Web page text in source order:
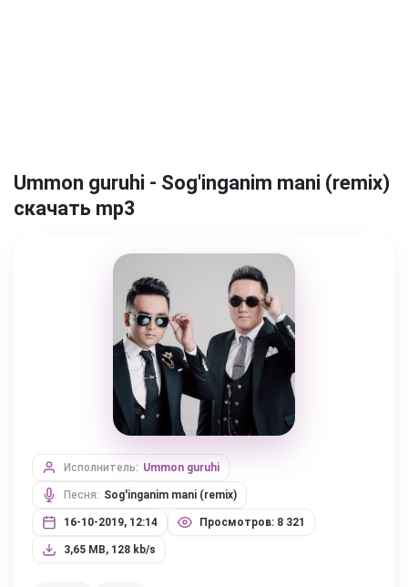
Ummon guruhi - Sog'inganim mani (remix)
скачать mp3
Исполнитель: Ummon guruhi
Песня: Sog'inganim mani (remix)
16-10-2019, 12:14 Просмотров: 8 321
3,65 MB, 128 kb/s